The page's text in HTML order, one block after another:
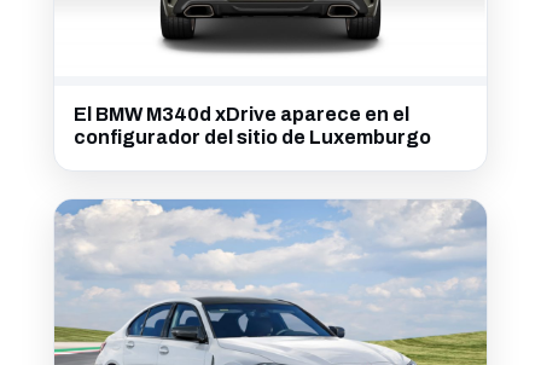
El BMW M340d xDrive aparece en el
configurador del sitio de Luxemburgo